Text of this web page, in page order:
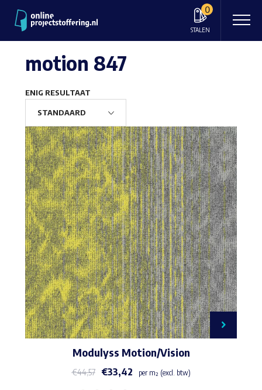
0
STALEN
motion 847
ENIG RESULTAAT
Modulyss Motion/Vision
€44,57 €33,42 per m² (excl. btw)